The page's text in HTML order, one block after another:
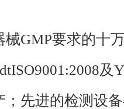
GMP要求的十
先进的检测设